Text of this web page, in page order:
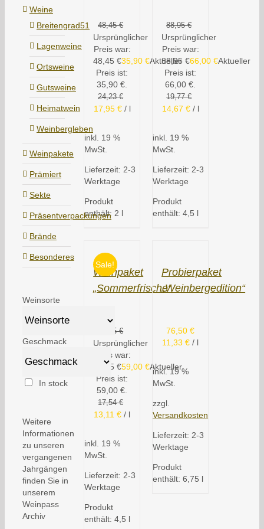
48,45€
Ursprünglicher
Preis war:
48,45 €35,90€Aktueller
Preis ist:
35,90 €.
24,23€
17,95 €/ l
inkl. 19 %
MwSt.
Lieferzeit: 2-3
Werktage
Produkt
enthält: 2 l
88,95€
Ursprünglicher
Preis war:
88,95 €66,00€Aktueller
Preis ist:
66,00 €.
19,77€
14,67 €/ l
inkl. 19 %
MwSt.
Lieferzeit: 2-3
Werktage
Produkt
enthält: 4,5 l
Sale!
Weinpaket
„Sommerfrische“
78,95€
Ursprünglicher
Preis war:
78,95 €59,00€Aktueller
Preis ist:
59,00 €.
17,54€
13,11€ / l
inkl. 19 %
MwSt.
Lieferzeit: 2-3
Werktage
Produkt
enthält: 4,5 l
Probierpaket
„Weinbergedition“
76,50€
11,33€ / l
inkl. 19 %
MwSt.
zzgl.
Versandkosten
Lieferzeit: 2-3
Werktage
Produkt
enthält: 6,75 l
Weine
Breitengrad51
Lagenweine
Ortsweine
Gutsweine
Heimatwein
Weinbergleben
Weinpakete
Prämiert
Sekte
Präsentverpackungen
Brände
Besonderes
Weinsorte
Geschmack
In stock
Weitere
Informationen
zu unseren
vergangenen
Jahrgängen
finden Sie in
unserem
Weinpass
Archiv